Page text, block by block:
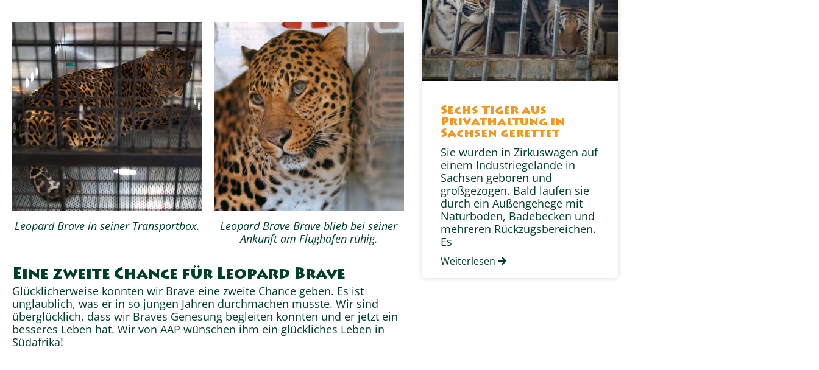
Leopard Brave in seiner Transportbox.
Leopard Brave Brave blieb bei seiner
Ankunft am Flughafen ruhig.
Eine zweite Chance für Leopard Brave
Glücklicherweise konnten wir Brave eine zweite Chance geben. Es ist
unglaublich, was er in so jungen Jahren durchmachen musste. Wir sind
überglücklich, dass wir Braves Genesung begleiten konnten und er jetzt ein
besseres Leben hat. Wir von AAP wünschen ihm ein glückliches Leben in
Südafrika!
Sechs Tiger aus
Privathaltung in
Sachsen gerettet
Sie wurden in Zirkuswagen auf
einem Industriegelände in
Sachsen geboren und
großgezogen. Bald laufen sie
durch ein Außengehege mit
Naturboden, Badebecken und
mehreren Rückzugsbereichen.
Es
Weiterlesen